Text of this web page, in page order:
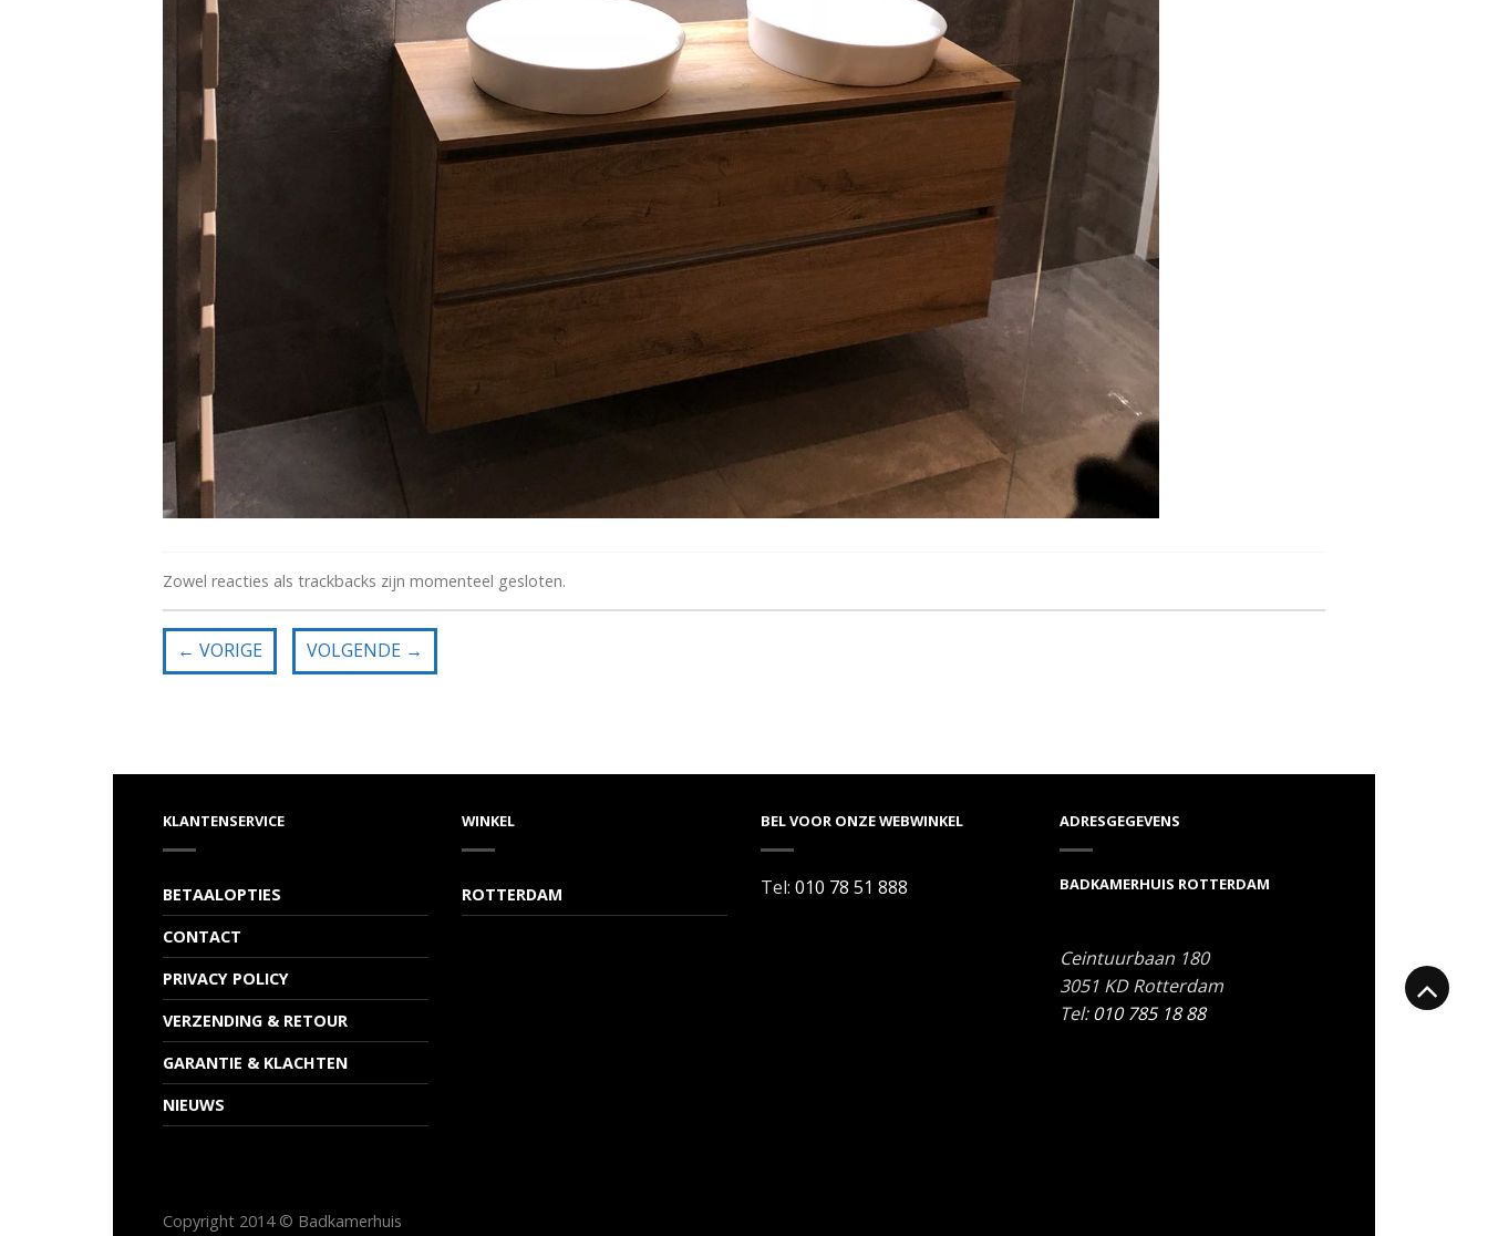
Zowel reacties als trackbacks zijn momenteel gesloten.
← VORIGE VOLGENDE →
KLANTENSERVICE
BETAALOPTIES
CONTACT
PRIVACY POLICY
VERZENDING & RETOUR
GARANTIE & KLACHTEN
NIEUWS
WINKEL
ROTTERDAM
BEL VOOR ONZE WEBWINKEL
Tel: 010 78 51 888
ADRESGEGEVENS
BADKAMERHUIS ROTTERDAM
Ceintuurbaan 180
3051 KD Rotterdam
Tel:010 785 18 88
Copyright 2014 © Badkamerhuis